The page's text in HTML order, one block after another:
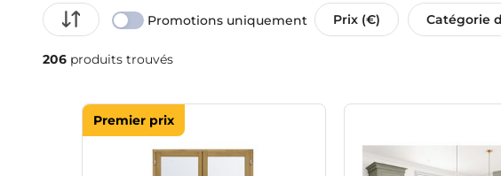
Promotions uniquement Prix (€) Catégorie
206 produits trouvés
Premier prix